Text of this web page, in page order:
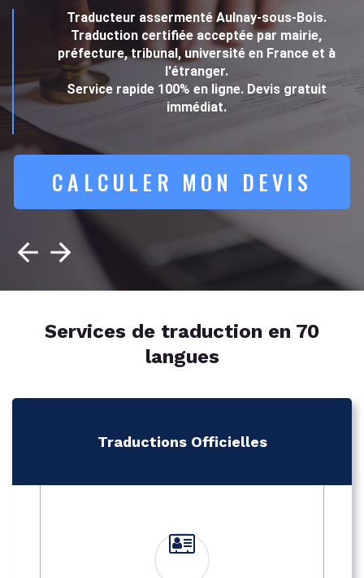
Traducteur assermenté Aulnay-sous-Bois.
Traduction certifiée acceptée par mairie,
préfecture, tribunal, université en France et à
l'étranger.
Service rapide 100% en ligne. Devis gratuit
immédiat.
CALCULER MON DEVIS
Services de traduction en 70
langues
Traductions Officielles